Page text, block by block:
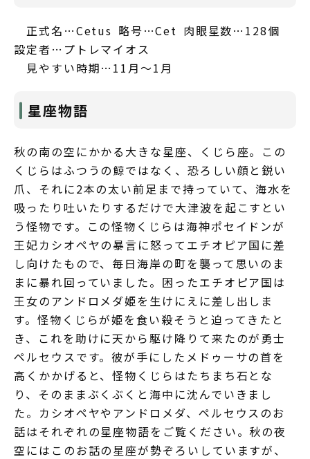
正式名…Cetus 略号…Cet 肉眼星数…128個
設定者…プトレマイオス
見やすい時期…11月～1月
星座物語
秋の南の空にかかる大きな星座、くじら座。この
くじらはふつうの鯨ではなく、恐ろしい顔と鋭い
爪、それに2本の太い前足まで持っていて、海水を
吸ったり吐いたりするだけで大津波を起こすとい
う怪物です。この怪物くじらは海神ポセイドンが
王妃カシオペヤの暴言に怒ってエチオピア国に差
し向けたもので、毎日海岸の町を襲って思いのま
まに暴れ回っていました。困ったエチオピア国は
王女のアンドロメダ姫を生けにえに差し出しま
す。怪物くじらが姫を食い殺そうと迫ってきたと
き、これを助けに天から駆け降りて来たのが勇士
ペルセウスです。彼が手にしたメドゥーサの首を
高くかかげると、怪物くじらはたちまち石とな
り、そのままぶくぶくと海中に沈んでいきまし
た。カシオペヤやアンドロメダ、ペルセウスのお
話はそれぞれの星座物語をご覧ください。秋の夜
空にはこのお話の星座が勢ぞろいしていますが、